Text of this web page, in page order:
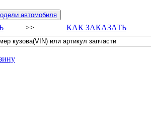
автомобиля
>> КАК ЗАКАЗАТЬ